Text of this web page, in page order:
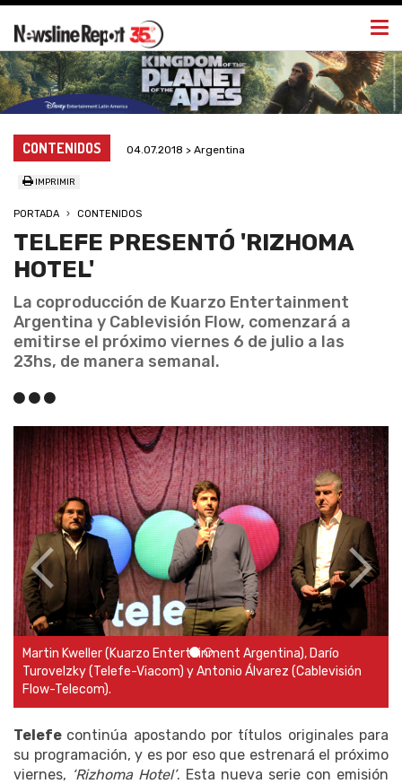
CONTENIDOS 04.07.2018 > Argentina
IMPRIMIR
PORTADA CONTENIDOS
TELEFE PRESENTÓ 'RIZHOMA
HOTEL'
La coproducción de Kuarzo Entertainment
Argentina y Cablevisión Flow, comenzará a
emitirse el próximo viernes 6 de julio a las
23hs, de manera semanal.
Parte del elenco de 'Rizhoma Hotel' compuesto por más de
80 actores que entrarán en escena a lo largo de los 21
episodios.
Telefe continúa apostando por títulos originales para
su programación, y es por eso que estrenará el próximo
viernes, ‘Rizhoma Hotel’. Esta nueva serie con emisión